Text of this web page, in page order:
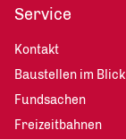
Service
Kontakt
Baustellen im Blick
Fundsachen
Freizeitbahnen